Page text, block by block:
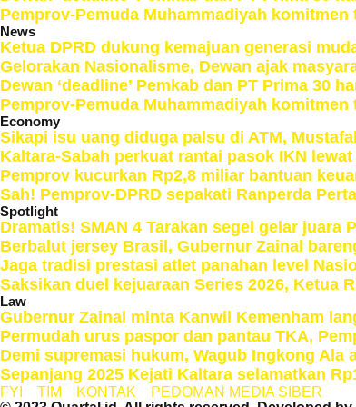
Pemprov-Pemuda Muhammadiyah
News
Ketua DPRD dukung kemajuan generasi
Gelorakan Nasionalisme, Dewan ajak
Dewan ‘deadline’ Pemkab dan PT Prima 30
Pemprov-Pemuda Muhammadiyah
Economy
Sikapi isu uang diduga palsu di ATM,
Kaltara-Sabah perkuat rantai pasok IKN
Pemprov kucurkan Rp2,8 miliar bantuan
Sah! Pemprov-DPRD sepakati Ranperda
Spotlight
Dramatis! SMAN 4 Tarakan segel gelar juara
Berbalut jersey Brasil, Gubernur Zainal
Jaga tradisi prestasi atlet panahan level
Saksikan duel kejuaraan Series 2026, Ketua
Law
Gubernur Zainal minta Kanwil Kemenham
Permudah urus paspor dan pantau TKA,
Demi supremasi hukum, Wagub Ingkong Ala
Sepanjang 2025 Kejati Kaltara selamatkan
FYI TIM KONTAK
PEDOMAN MEDIA SIBER